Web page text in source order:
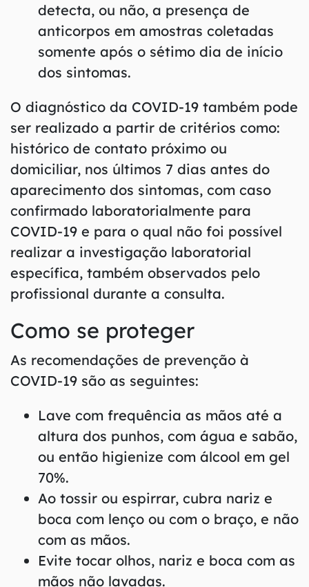
detecta, ou não, a presença de
anticorpos em amostras coletadas
somente após o sétimo dia de início
dos sintomas.
O diagnóstico da COVID-19 também pode
ser realizado a partir de critérios como:
histórico de contato próximo ou
domiciliar, nos últimos 7 dias antes do
aparecimento dos sintomas, com caso
confirmado laboratorialmente para
COVID-19 e para o qual não foi possível
realizar a investigação laboratorial
específica, também observados pelo
profissional durante a consulta.
Como se proteger
As recomendações de prevenção à
COVID-19 são as seguintes:
Lave com frequência as mãos até a
altura dos punhos, com água e sabão,
ou então higienize com álcool em gel
70%.
Ao tossir ou espirrar, cubra nariz e
boca com lenço ou com o braço, e não
com as mãos.
Evite tocar olhos, nariz e boca com as
mãos não lavadas.